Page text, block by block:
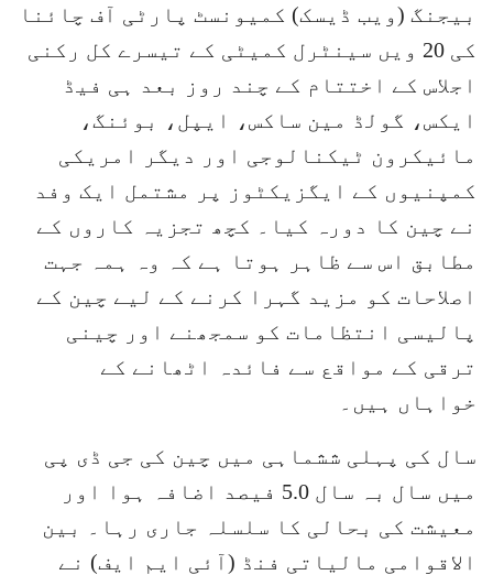
بیجنگ (ویب ڈیسک) کمیونسٹ پارٹی آف چائنا
کی 20 ویں سینٹرل کمیٹی کے تیسرے کل رکنی
اجلاس کے اختتام کے چند روز بعد ہی فیڈ
ایکس، گولڈ مین ساکس، ایپل، بوئنگ،
مائیکرون ٹیکنالوجی اور دیگر امریکی
کمپنیوں کے ایگزیکٹوز پر مشتمل ایک وفد
نے چین کا دورہ کیا۔ کچھ تجزیہ کاروں کے
مطابق اس سے ظاہر ہوتا ہے کہ وہ ہمہ جہت
اصلاحات کو مزید گہرا کرنے کے لیے چین کے
پالیسی انتظامات کو سمجھنے اور چینی
ترقی کے مواقع سے فائدہ اٹھانے کے
خواہاں ہیں۔
سال کی پہلی ششماہی میں چین کی جی ڈی پی
میں سال بہ سال 5.0 فیصد اضافہ ہوا اور
معیشت کی بحالی کا سلسلہ جاری رہا۔ بین
الاقوامی مالیاتی فنڈ (آئی ایم ایف) نے